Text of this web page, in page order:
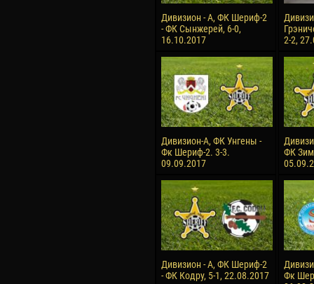
Дивизион - А, ФК Шериф-2
- ФК Сынжерей, 6-0,
16.10.2017
2-2,
Дивизион-А, ФК Унгены -
Фк Шериф-2. 3-3.
09.09.2017
ФК
Дивизион - А, ФК Шериф-2
- ФК Кодру, 5-1, 22.08.2017
Фк